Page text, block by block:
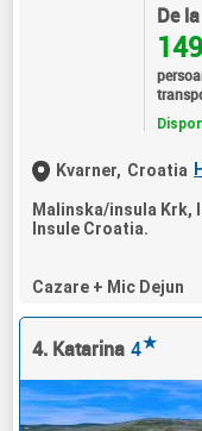
De la
Kvarner, Croatia
Malinska/insula Krk,
Insule Croatia.
Cazare + Mic Dejun
4. Katarina 4★